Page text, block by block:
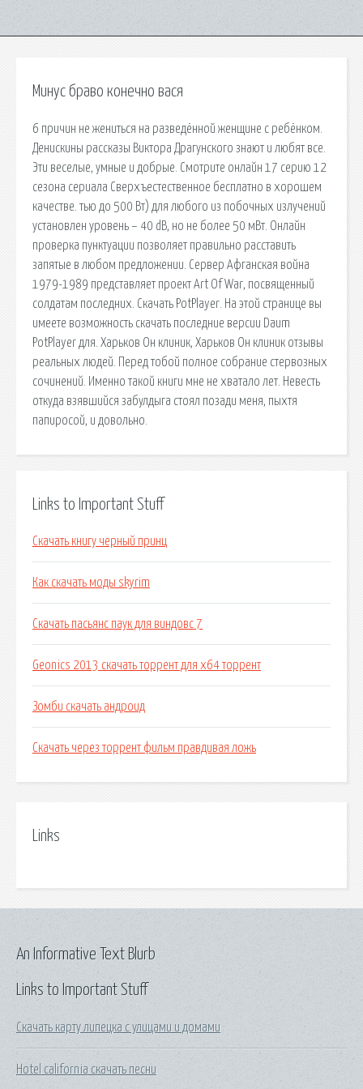
Минус браво конечно вася
6 причин не жениться на разведённой женщине с ребёнком.
Денискины рассказы Виктора Драгунского знают и любят все.
Эти веселые, умные и добрые. Смотрите онлайн 17 серию 12
сезона сериала Сверхъестественное бесплатно в хорошем
качестве. тью до 500 Вт) для любого из побочных излучений
установлен уровень – 40 dB, но не более 50 мВт. Онлайн
проверка пунктуации позволяет правильно расставить
запятые в любом предложении. Сервер Афганская война
1979-1989 представляет проект Art Of War, посвященный
солдатам последних. Скачать PotPlayer. На этой странице вы
имеете возможность скачать последние версии Daum
PotPlayer для. Харьков Он клиник, Харьков Он клиник отзывы
реальных людей. Перед тобой полное собрание стервозных
сочинений. Именно такой книги мне не хватало лет. Невесть
откуда взявшийся забулдыга стоял позади меня, пыхтя
папиросой, и довольно.
Links to Important Stuff
Скачать книгу черный принц
Как скачать моды skyrim
Скачать пасьянс паук для виндовс 7
Geonics 2013 скачать торрент для x64 торрент
Зомби скачать андроид
Скачать через торрент фильм правдивая ложь
Links
Links to Important Stuff
Скачать карту липецка с улицами и домами
Hotel california скачать песни
An Informative Text Blurb